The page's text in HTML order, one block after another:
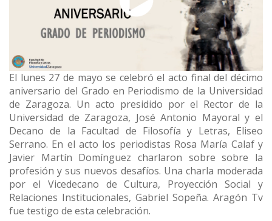
El lunes 27 de mayo se celebró el acto final del décimo
aniversario del Grado en Periodismo de la Universidad
de Zaragoza. Un acto presidido por el Rector de la
Universidad de Zaragoza, José Antonio Mayoral y el
Decano de la Facultad de Filosofía y Letras, Eliseo
Serrano. En el acto los periodistas Rosa María Calaf y
Javier Martín Domínguez charlaron sobre sobre la
profesión y sus nuevos desafíos. Una charla moderada
por el Vicedecano de Cultura, Proyección Social y
Relaciones Institucionales, Gabriel Sopeña. Aragón Tv
fue testigo de esta celebración.